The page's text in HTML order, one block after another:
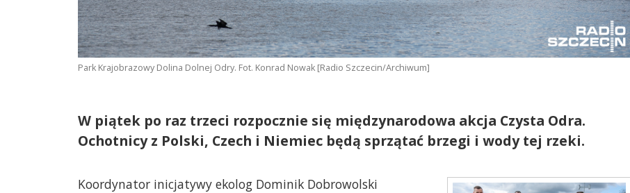
Park Krajobrazowy Dolina Dolnej Odry. Fot. Konrad Nowak [Radio Szczecin/Archiwum]
W piątek po raz trzeci rozpocznie się międzynarodowa akcja Czysta Odra.
Ochotnicy z Polski, Czech i Niemiec będą sprzątać brzegi i wody tej rzeki.
Koordynator inicjatywy ekolog Dominik Dobrowolski